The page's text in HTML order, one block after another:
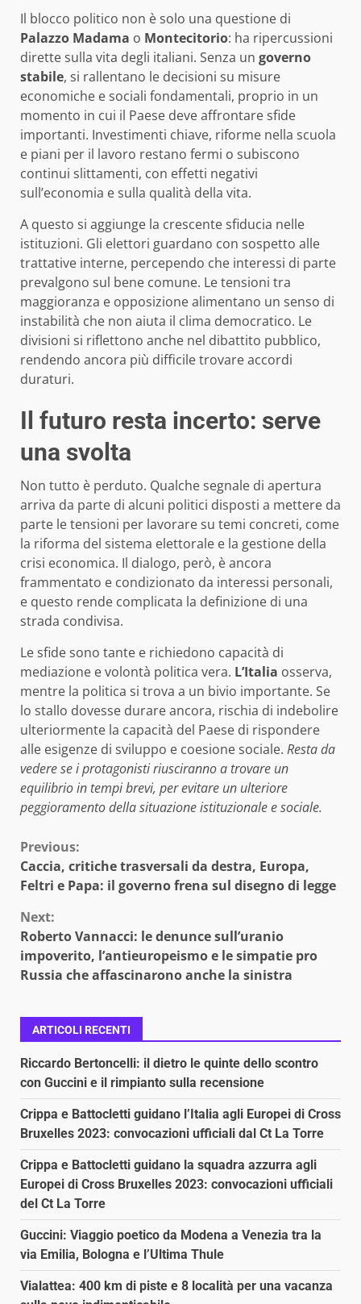
Il blocco politico non è solo una questione di
Palazzo Madama o Montecitorio: ha ripercussioni
dirette sulla vita degli italiani. Senza un governo
stabile, si rallentano le decisioni su misure
economiche e sociali fondamentali, proprio in un
momento in cui il Paese deve affrontare sfide
importanti. Investimenti chiave, riforme nella scuola
e piani per il lavoro restano fermi o subiscono
continui slittamenti, con effetti negativi
sull’economia e sulla qualità della vita.
A questo si aggiunge la crescente sfiducia nelle
istituzioni. Gli elettori guardano con sospetto alle
trattative interne, percependo che interessi di parte
prevalgono sul bene comune. Le tensioni tra
maggioranza e opposizione alimentano un senso di
instabilità che non aiuta il clima democratico. Le
divisioni si riflettono anche nel dibattito pubblico,
rendendo ancora più difficile trovare accordi
duraturi.
Il futuro resta incerto: serve
una svolta
Non tutto è perduto. Qualche segnale di apertura
arriva da parte di alcuni politici disposti a mettere da
parte le tensioni per lavorare su temi concreti, come
la riforma del sistema elettorale e la gestione della
crisi economica. Il dialogo, però, è ancora
frammentato e condizionato da interessi personali,
e questo rende complicata la definizione di una
strada condivisa.
Le sfide sono tante e richiedono capacità di
mediazione e volontà politica vera. L’Italia osserva,
mentre la politica si trova a un bivio importante. Se
lo stallo dovesse durare ancora, rischia di indebolire
ulteriormente la capacità del Paese di rispondere
alle esigenze di sviluppo e coesione sociale. Resta da
vedere se i protagonisti riusciranno a trovare un
equilibrio in tempi brevi, per evitare un ulteriore
peggioramento della situazione istituzionale e sociale.
Continue
Reading
Previous:
Caccia, critiche trasversali da destra, Europa,
Feltri e Papa: il governo frena sul disegno di legge
Next:
Roberto Vannacci: le denunce sull’uranio
impoverito, l’antieuropeismo e le simpatie pro
Russia che affascinarono anche la sinistra
ARTICOLI RECENTI
Riccardo Bertoncelli: il dietro le quinte dello scontro
con Guccini e il rimpianto sulla recensione
Crippa e Battocletti guidano l’Italia agli Europei di Cross
Bruxelles 2023: convocazioni ufficiali dal Ct La Torre
Crippa e Battocletti guidano la squadra azzurra agli
Europei di Cross Bruxelles 2023: convocazioni ufficiali
del Ct La Torre
Guccini: Viaggio poetico da Modena a Venezia tra la
via Emilia, Bologna e l’Ultima Thule
Vialattea: 400 km di piste e 8 località per una vacanza